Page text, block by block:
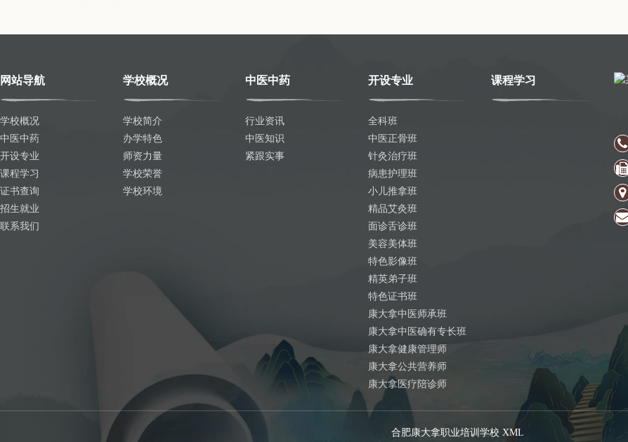
网站导航
学校概况
中医中药
开设专业
课程学习
证书查询
招生就业
联系我们
学校概况
学校简介
办学特色
师资力量
学校荣誉
学校环境
中医中药
行业资讯
中医知识
紧跟实事
开设专业
全科班
中医正骨班
针灸治疗班
病患护理班
小儿推拿班
精品艾灸班
面诊舌诊班
美容美体班
特色影像班
精英弟子班
特色证书班
康大拿中医师承班
康大拿中医确有专长班
康大拿健康管理师
康大拿公共营养师
康大拿医疗陪诊师
课程学习
合肥康大拿职业培训学校XML